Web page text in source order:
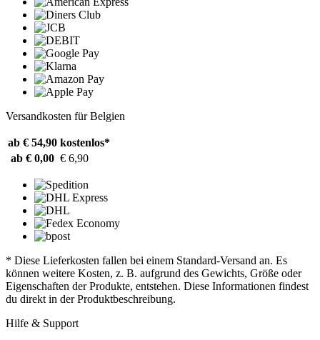
Versandkosten für Belgien
ab € 54,90 kostenlos*
ab € 0,00 € 6,90
* Diese Lieferkosten fallen bei einem Standard-Versand an. Es
können weitere Kosten, z. B. aufgrund des Gewichts, Größe oder
Eigenschaften der Produkte, entstehen. Diese Informationen findest
du direkt in der Produktbeschreibung.
Hilfe & Support